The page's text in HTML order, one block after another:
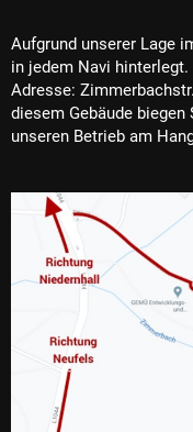
Aufgrund unserer Lage
in jedem Navi
Adresse:
diesem Gebäude
unseren Betrieb am